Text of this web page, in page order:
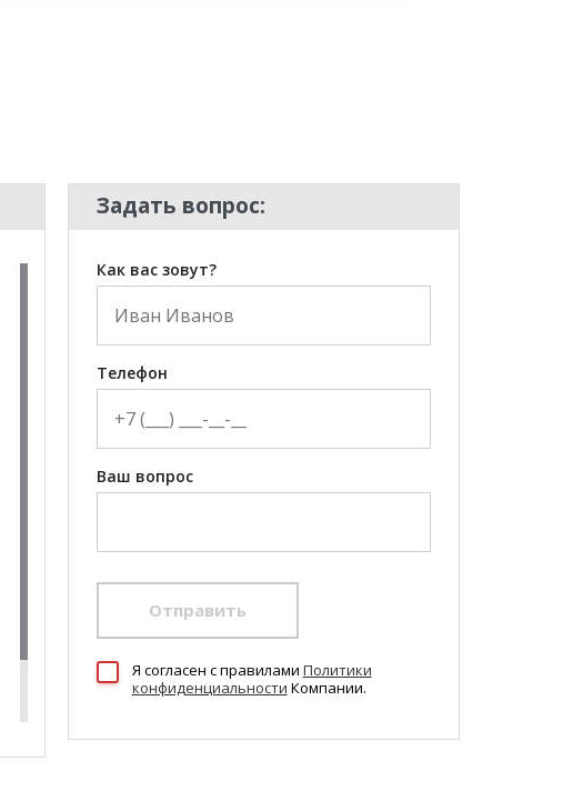
Задать вопрос:
Как вас зовут?
Телефон
Ваш вопрос
Отправить
Я согласен c правилами Политики
конфиденциальности Компании.